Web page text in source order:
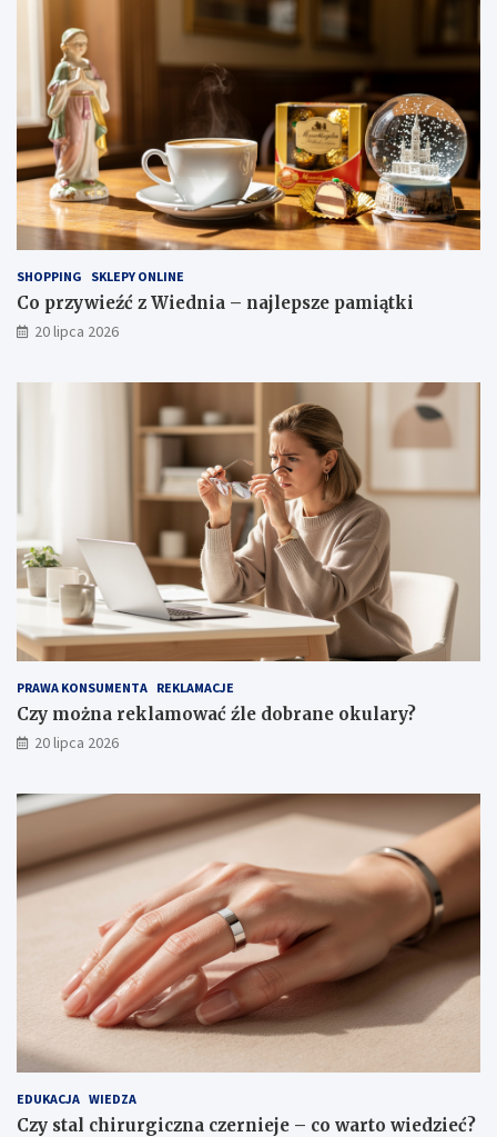
SHOPPING SKLEPY ONLINE
Co przywieźć z Wiednia – najlepsze pamiątki
20 lipca 2026
PRAWA KONSUMENTA REKLAMACJE
Czy można reklamować źle dobrane okulary?
20 lipca 2026
EDUKACJA WIEDZA
Czy stal chirurgiczna czernieje – co warto wiedzieć?